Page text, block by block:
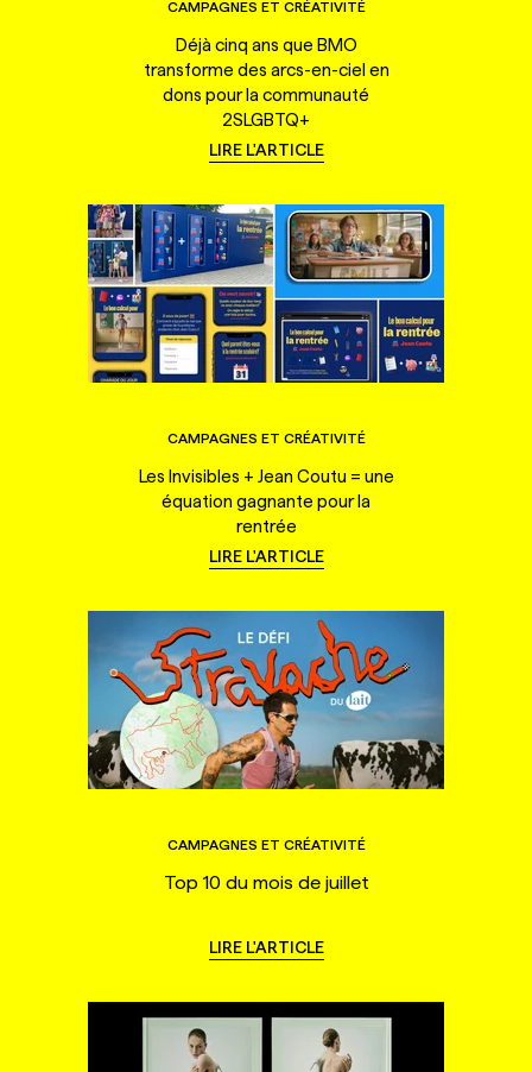
CAMPAGNES ET CRÉATIVITÉ
Déjà cinq ans que BMO
transforme des arcs-en-ciel en
dons pour la communauté
2SLGBTQ+
LIRE L'ARTICLE
CAMPAGNES ET CRÉATIVITÉ
Les Invisibles + Jean Coutu = une
équation gagnante pour la
rentrée
LIRE L'ARTICLE
CAMPAGNES ET CRÉATIVITÉ
Top 10 du mois de juillet
LIRE L'ARTICLE